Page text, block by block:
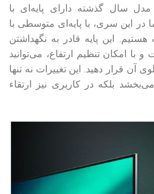
مدل سال گذشته دارای پایه‌ای با
در این سری، با پایه‌ای متوسطی با
این پایه قادر به نگهداشتن
با امکان تنظیم ارتفاع، می‌توانید
آن قرار دهید. این تغییرات نه تنها
می‌بخشد بلکه در کاربری نیز ارتقاء